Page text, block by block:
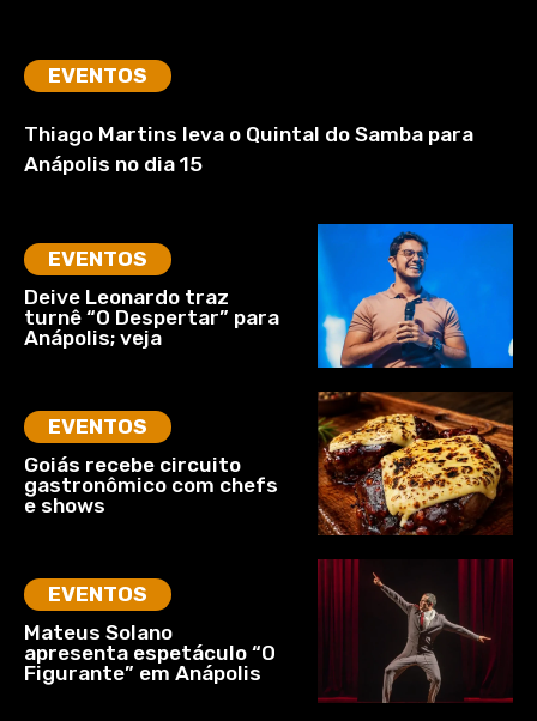
EVENTOS
Thiago Martins leva o Quintal do Samba para
Anápolis no dia 15
EVENTOS
Deive Leonardo traz
turnê “O Despertar” para
Anápolis; veja
EVENTOS
Goiás recebe circuito
gastronômico com chefs
e shows
EVENTOS
Mateus Solano
apresenta espetáculo “O
Figurante” em Anápolis